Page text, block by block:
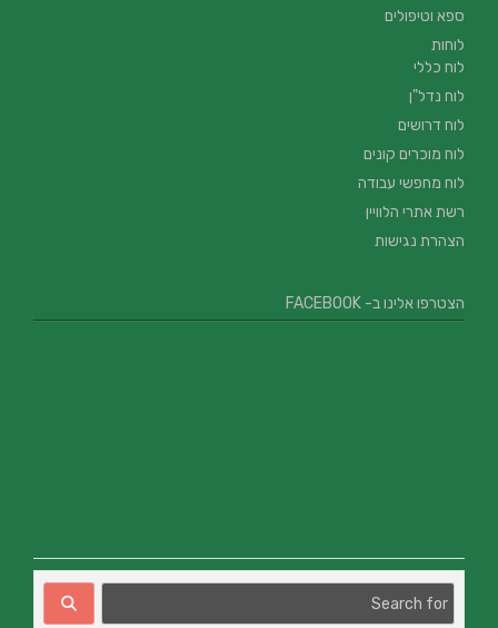
ספא וטיפולים
לוחות
לוח כללי
לוח נדל"ן
לוח דרושים
לוח מוכרים קונים
לוח מחפשי עבודה
רשת אתרי הלוויין
הצהרת נגישות
הצטרפו אלינו ב- FACEBOOK